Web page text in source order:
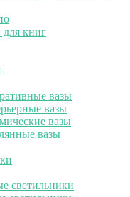
книг
вазы
вазы
вазы
вазы
светильники